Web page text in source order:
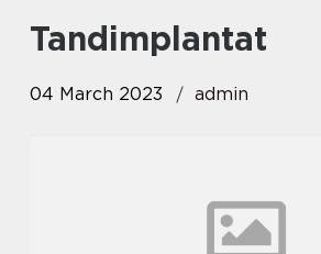
tandimplantat
04 March 2023 admin